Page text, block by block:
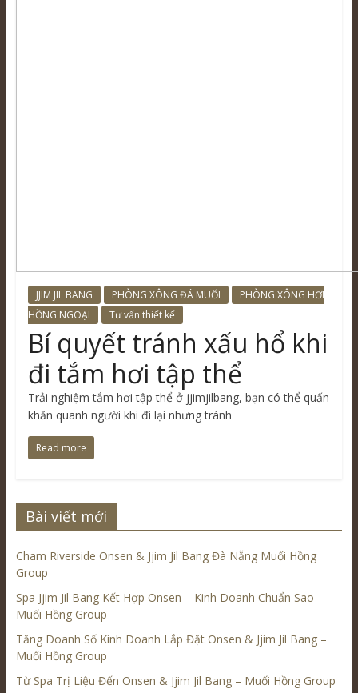
JJIM JIL BANG PHÒNG XÔNG ĐÁ MUỐI
PHÒNG XÔNG HƠI
HỒNG NGOẠI
Tư vấn thiết kế
Bí quyết tránh xấu hổ khi
đi tắm hơi tập thể
Trải nghiệm tắm hơi tập thể ở jjimjilbang, bạn có thể quấn
khăn quanh người khi đi lại nhưng tránh
Read more
Bài viết mới
Cham Riverside Onsen & Jjim Jil Bang Đà Nẵng Muối Hồng
Group
Spa Jjim Jil Bang Kết Hợp Onsen – Kinh Doanh Chuẩn Sao –
Muối Hồng Group
Tăng Doanh Số Kinh Doanh Lắp Đặt Onsen & Jjim Jil Bang –
Muối Hồng Group
Từ Spa Trị Liệu Đến Onsen & Jjim Jil Bang – Muối Hồng Group